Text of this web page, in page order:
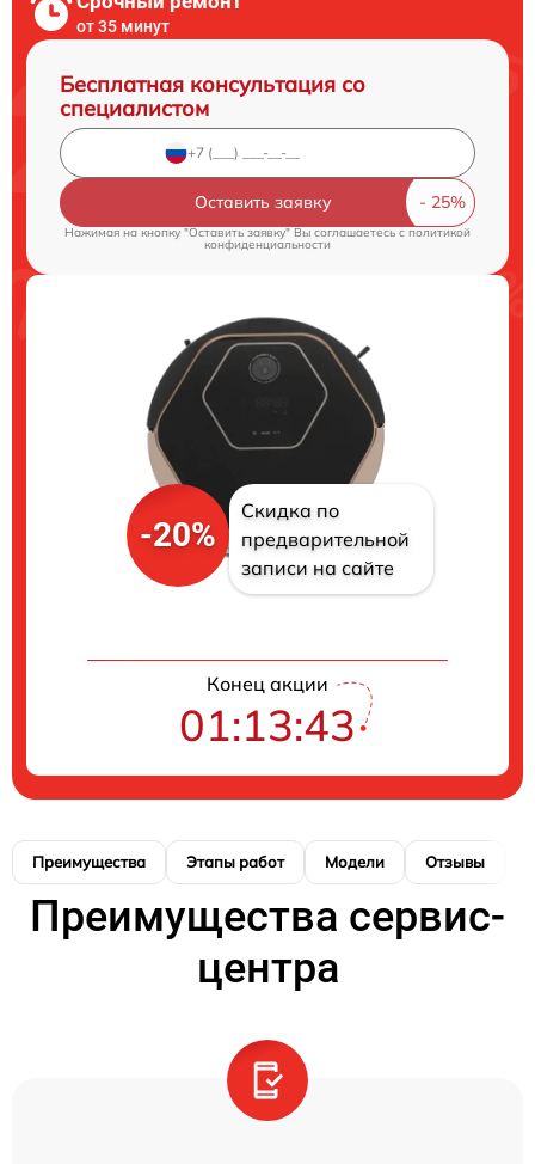
от 35 минут
Бесплатная консультация со
специалистом
Оставить заявку
Нажимая на кнопку "Оставить заявку" Вы соглашаетесь cполитикой
конфиденциальности
-20%
Скидка по
предварительной
записи на сайте
Конец акции
01:13:42
Преимущества Этапы работ Модели Отзывы
Преимущества сервис-
центра